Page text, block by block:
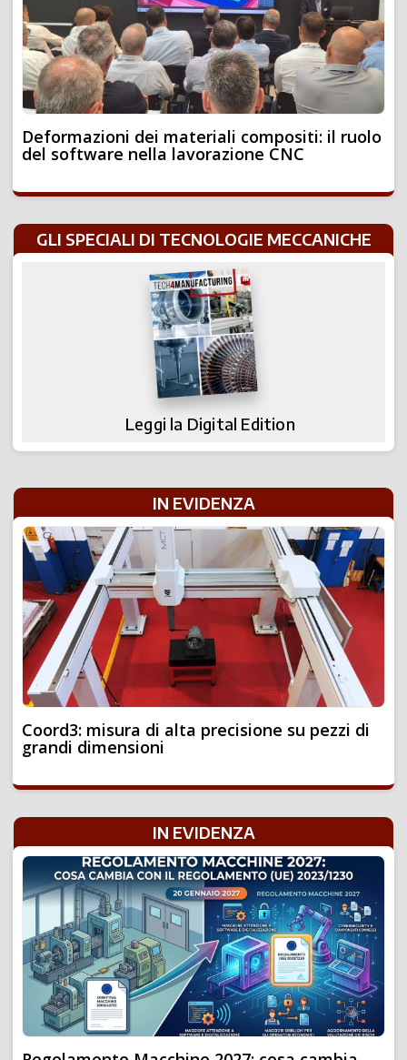
Deformazioni dei materiali compositi: il ruolo
del software nella lavorazione CNC
GLI SPECIALI DI TECNOLOGIE MECCANICHE
Leggi la Digital Edition
IN EVIDENZA
Coord3: misura di alta precisione su pezzi di
grandi dimensioni
IN EVIDENZA